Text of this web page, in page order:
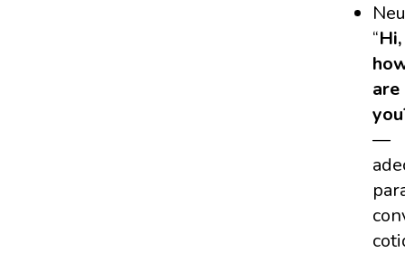
“Hi,
are
—